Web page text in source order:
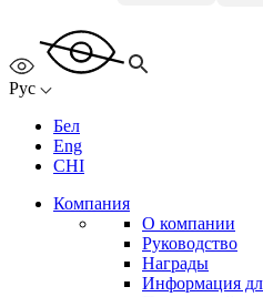
Рус
Бел
Eng
CHI
Компания
О компании
Руководство
Награды
Информация